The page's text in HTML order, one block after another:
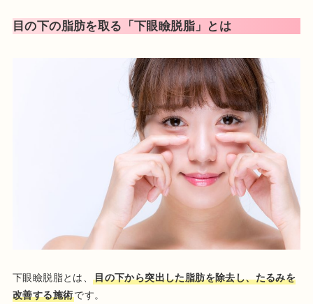
目の下の脂肪を取る「下眼瞼脱脂」とは
下眼瞼脱脂とは、目の下から突出した脂肪を除去し、たるみを
改善する施術です。